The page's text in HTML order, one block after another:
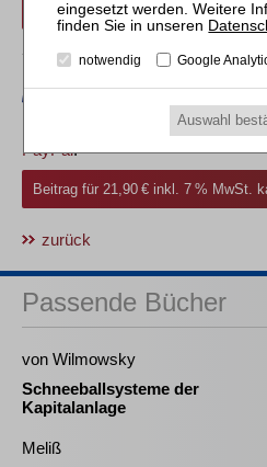
Beitrag für 21,90 € inkl. 7 % MwSt.
Erwerben Sie den gewünschten
PayPal.
Beitrag für 21,90 € inkl. 7 % MwSt.
zurück
Passende Bücher
von Wilmowsky
Schneeballsysteme der
Kapitalanlage
Meliß
notwendig Google
Auswahl